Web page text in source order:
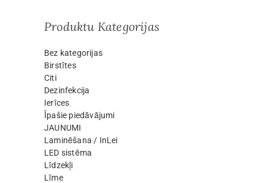
Produktu Kategorijas
Bez kategorijas
Birstītes
Citi
Dezinfekcija
Ierīces
Īpašie piedāvājumi
JAUNUMI
Laminēšana / InLei
LED sistēma
Līdzekļi
Līme